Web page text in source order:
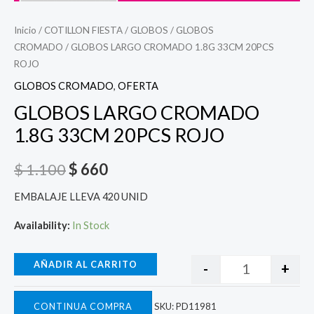
Inicio / COTILLON FIESTA/ GLOBOS / GLOBOS
CROMADO / GLOBOS LARGO CROMADO 1.8G 33CM 20PCS
ROJO
GLOBOS CROMADO, OFERTA
GLOBOS LARGO CROMADO
1.8G 33CM 20PCS ROJO
$1.100$ 660
EMBALAJE LLEVA 420 UNID
Availability: In Stock
- +
AÑADIR AL CARRITO
CONTINUA COMPRA SKU:PD11981